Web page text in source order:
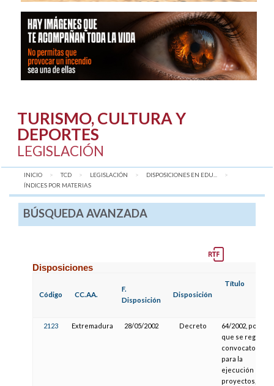
TURISMO, CULTURA Y
DEPORTES
LEGISLACIÓN
INICIO TCD LEGISLACIÓN
DISPOSICIONES EN EDU...
AQUÍ:
ÍNDICES POR MATERIAS
BÚSQUEDA AVANZADA
Disposiciones
Código CC.AA.
F.
Disposición
Disposición
Título
2123 Extremadura 28/05/2002 Decreto
64/2002, por el
que se regula la
convocatoria
para la
ejecución de
proyectos, en